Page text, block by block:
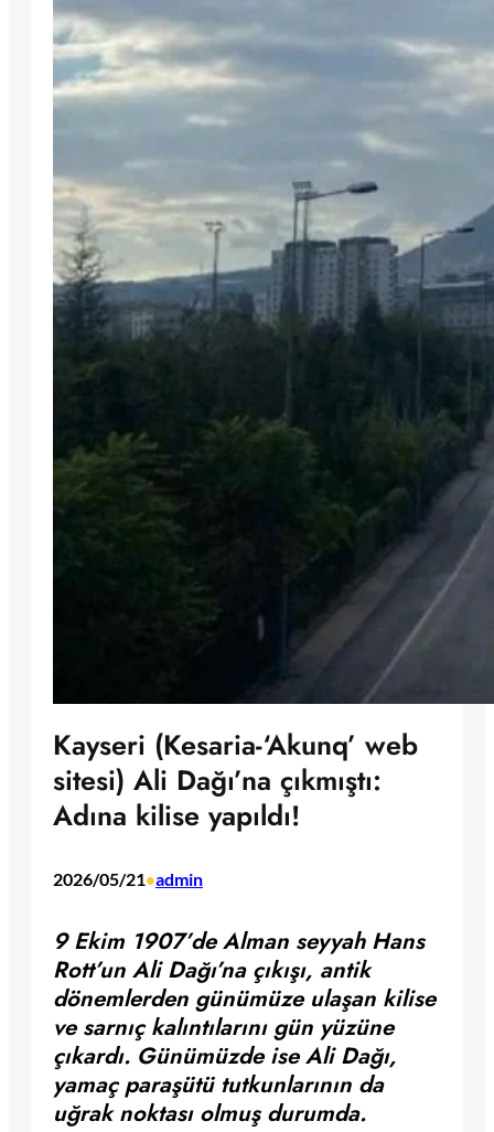
Kayseri (Kesaria-‘Akunq’ web
sitesi) Ali Dağı’na çıkmıştı:
Adına kilise yapıldı!
2026/05/21•admin
9 Ekim 1907’de Alman seyyah Hans
Rott’un Ali Dağı’na çıkışı, antik
dönemlerden günümüze ulaşan kilise
ve sarnıç kalıntılarını gün yüzüne
çıkardı. Günümüzde ise Ali Dağı,
yamaç paraşütü tutkunlarının da
uğrak noktası olmuş durumda.